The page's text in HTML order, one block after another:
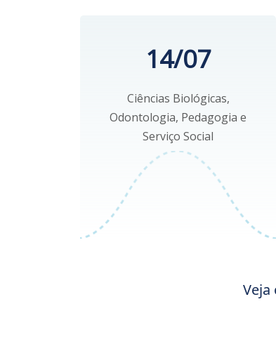
14/07
Ciências Biológicas,
Odontologia, Pedagogia e
Serviço Social
Veja